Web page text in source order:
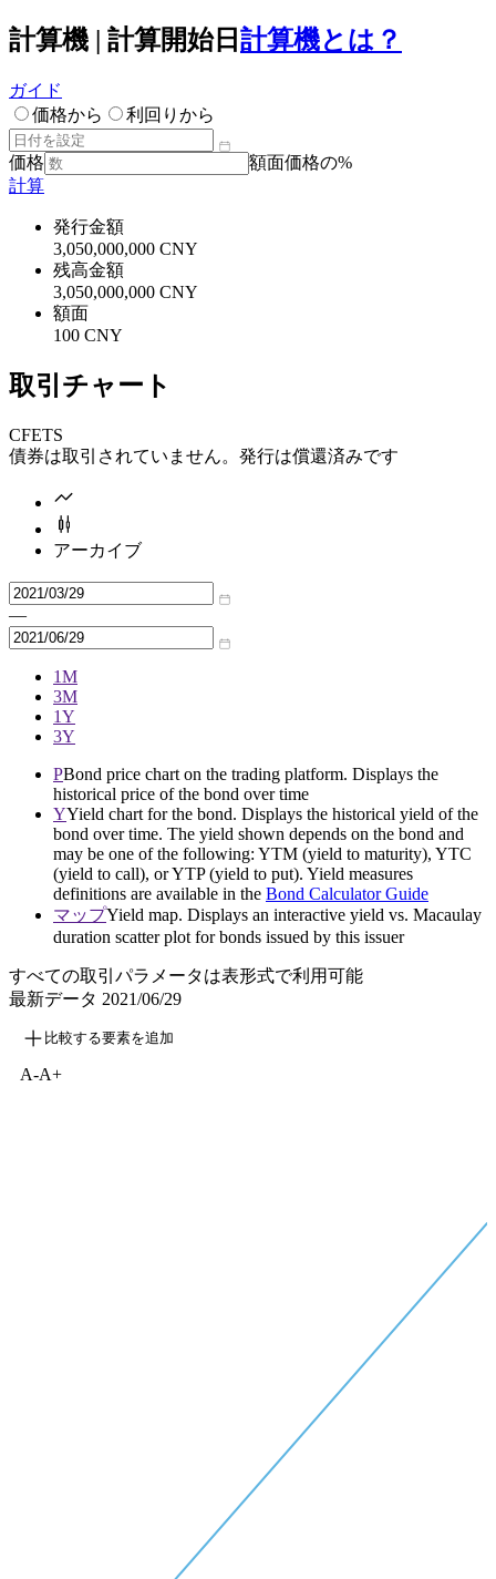
計算機 | 計算開始日 計算機とは？
ガイド
価格から
利回りから
価格
額面価格の%
計算
発行金額
3,050,000,000 CNY
残高金額
3,050,000,000 CNY
額面
100 CNY
取引チャート
CFETS
債券は取引されていません。発行は償還済みです
アーカイブ
—
1M
3M
1Y
3Y
PBond price chart on the trading platform. Displays the
historical price of the bond over time
YYield chart for the bond. Displays the historical yield of the
bond over time. The yield shown depends on the bond and
may be one of the following: YTM (yield to maturity), YTC
(yield to call), or YTP (yield to put). Yield measures
definitions are available in the Bond Calculator Guide
マップYield map. Displays an interactive yield vs. Macaulay
duration scatter plot for bonds issued by this issuer
すべての取引パラメータは表形式で利用可能
最新データ 2021/06/29
比較する要素を追加